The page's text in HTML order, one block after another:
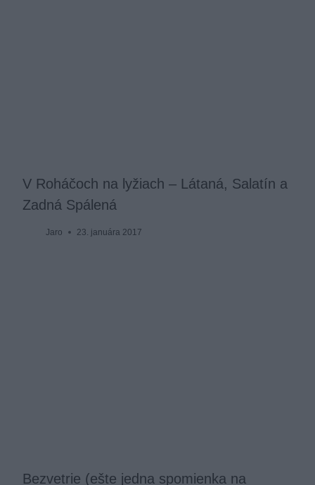
V Roháčoch na lyžiach – Látaná, Salatín a
Zadná Spálená
Jaro 23. januára 2017
Bezvetrie (ešte jedna spomienka na